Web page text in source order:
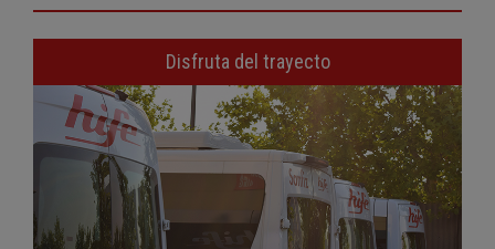
Disfruta del trayecto